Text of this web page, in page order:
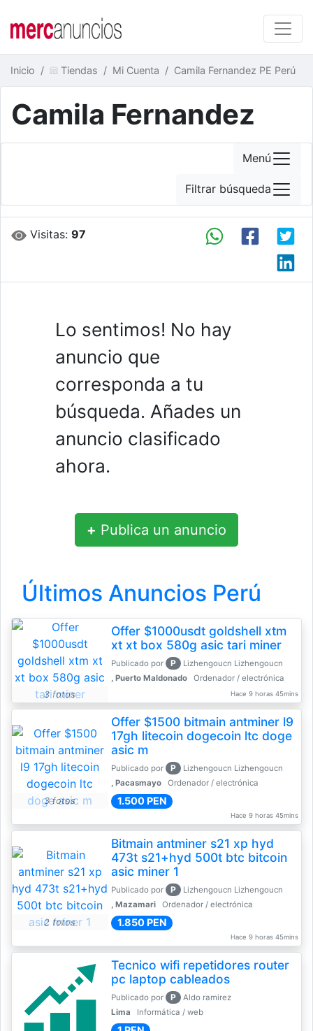
Inicio Tiendas Mi Cuenta Camila Fernandez PE Perú
Camila Fernandez
Visitas:97
Lo sentimos! No hay
anuncio que
corresponda a tu
búsqueda. Añades un
anuncio clasificado
ahora.
+ Publica un anuncio
Últimos Anuncios Perú
3 fotos
Offer $1000usdt goldshell xtm
xt xt box 580g asic tari miner
Publicado por P
Lizhengoucn Lizhengoucn
, Puerto Maldonado
Ordenador / electrónica
Hace 9 horas 45mins
3 fotos
Offer $1500 bitmain antminer l9
17gh litecoin dogecoin ltc doge
asic m
Publicado por P
Lizhengoucn Lizhengoucn
, Pacasmayo
Ordenador / electrónica
1.500 PEN
Hace 9 horas 45mins
2 fotos
Bitmain antminer s21 xp hyd
473t s21+hyd 500t btc bitcoin
asic miner 1
Publicado por P
Lizhengoucn Lizhengoucn
, Mazamari
Ordenador / electrónica
1.850 PEN
Hace 9 horas 45mins
Tecnico wifi repetidores router
pc laptop cableados
Publicado por P
Aldo ramirez
Lima
Informática / web
Menú
Filtrar búsqueda